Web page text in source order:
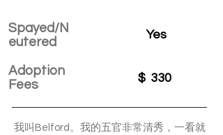
Spayed/N
eutered
Adoption
Fees
Yes
$ 330
我叫Belford。我的五官非常清秀，一看就